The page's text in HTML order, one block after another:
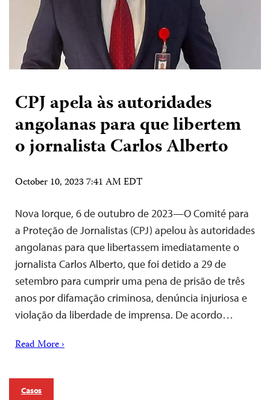
CPJ apela às autoridades
angolanas para que libertem
o jornalista Carlos Alberto
October 10, 2023 7:41 AM EDT
Nova Iorque, 6 de outubro de 2023—O Comité para
a Proteção de Jornalistas (CPJ) apelou às autoridades
angolanas para que libertassem imediatamente o
jornalista Carlos Alberto, que foi detido a 29 de
setembro para cumprir uma pena de prisão de três
anos por difamação criminosa, denúncia injuriosa e
violação da liberdade de imprensa. De acordo…
Read More ›
Casos